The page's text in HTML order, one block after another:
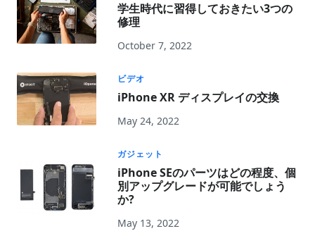
学生時代に習得しておきたい3つの
修理
October 7, 2022
ビデオ
iPhone XR ディスプレイの交換
May 24, 2022
ガジェット
iPhone SEのパーツはどの程度、個
別アップグレードが可能でしょう
か?
May 13, 2022